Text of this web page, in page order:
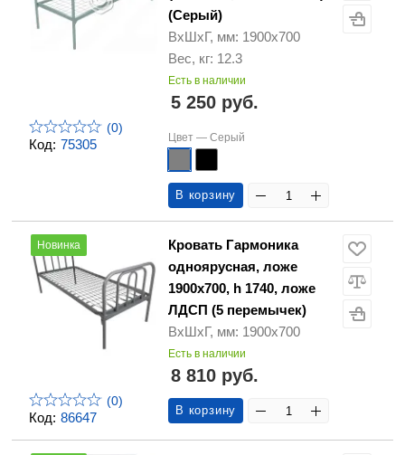
Код: 75305
(0)
(Серый)
ВхШхГ, мм: 1900х700
Вес, кг: 12.3
Есть в наличии
5 250 руб.
Цвет — Серый
В корзину
Код: 86647
Новинка
(0)
Кровать Гармоника
одноярусная, ложе
1900х700, h 1740, ложе
ЛДСП (5 перемычек)
ВхШхГ, мм: 1900х700
Есть в наличии
8 810 руб.
В корзину